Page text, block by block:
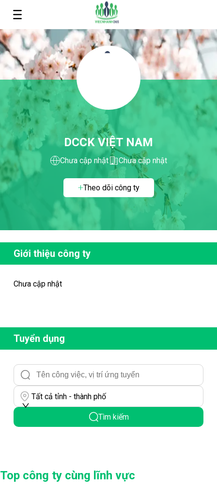
DCCK VIỆT NAM
Chưa cập nhật Chưa cập nhật
Theo dõi công ty
Giới thiệu công ty
Chưa cập nhật
Tuyển dụng
Tất cả tỉnh - thành phố
Tìm kiếm
Top công ty cùng lĩnh vực